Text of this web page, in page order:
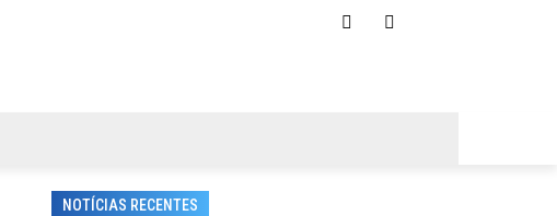
NOTÍCIAS RECENTES